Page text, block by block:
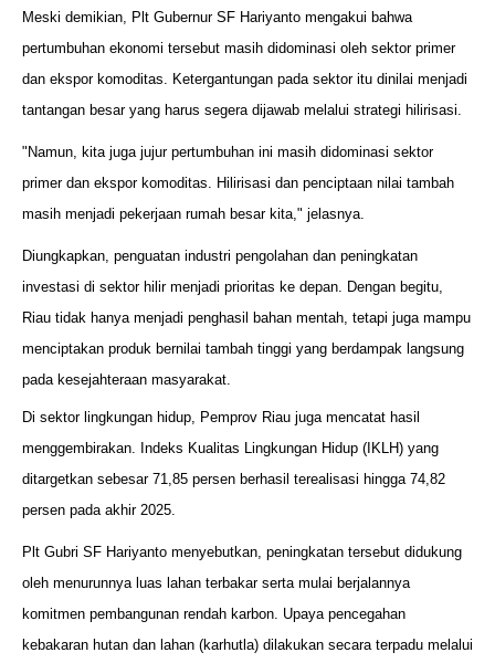
Meski demikian, Plt Gubernur SF Hariyanto mengakui bahwa
pertumbuhan ekonomi tersebut masih didominasi oleh sektor primer
dan ekspor komoditas. Ketergantungan pada sektor itu dinilai menjadi
tantangan besar yang harus segera dijawab melalui strategi hilirisasi.
"Namun, kita juga jujur pertumbuhan ini masih didominasi sektor
primer dan ekspor komoditas. Hilirisasi dan penciptaan nilai tambah
masih menjadi pekerjaan rumah besar kita," jelasnya.
Diungkapkan, penguatan industri pengolahan dan peningkatan
investasi di sektor hilir menjadi prioritas ke depan. Dengan begitu,
Riau tidak hanya menjadi penghasil bahan mentah, tetapi juga mampu
menciptakan produk bernilai tambah tinggi yang berdampak langsung
pada kesejahteraan masyarakat.
Di sektor lingkungan hidup, Pemprov Riau juga mencatat hasil
menggembirakan. Indeks Kualitas Lingkungan Hidup (IKLH) yang
ditargetkan sebesar 71,85 persen berhasil terealisasi hingga 74,82
persen pada akhir 2025.
Plt Gubri SF Hariyanto menyebutkan, peningkatan tersebut didukung
oleh menurunnya luas lahan terbakar serta mulai berjalannya
komitmen pembangunan rendah karbon. Upaya pencegahan
kebakaran hutan dan lahan (karhutla) dilakukan secara terpadu melalui